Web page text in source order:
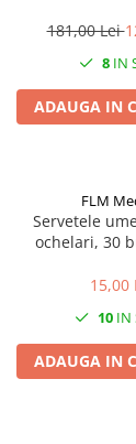
pentru
181,00 Lei
8IN
ADAUGA IN
FLM
Servetele
ochelari, 30
15,00
10 IN
ADAUGA IN